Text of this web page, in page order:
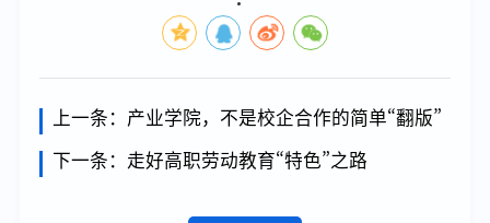
上一条： 产业学院，不是校企合作的简单“翻版”
下一条： 走好高职劳动教育“特色”之路